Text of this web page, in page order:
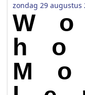
zondag 29 augustus